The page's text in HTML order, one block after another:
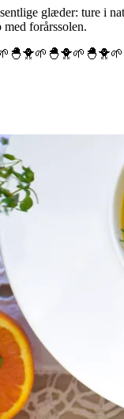
glæder: ture i
forårssolen.